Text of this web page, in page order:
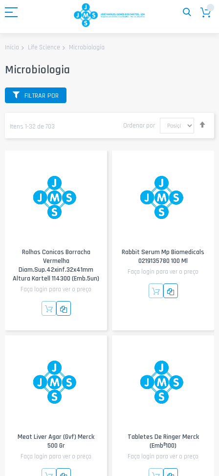
para
Início Life Science Microbiologia
Microbiologia
Itens 1-32 de 703 Ordenar por
Rolhas Conicas Borracha
Vermelha
Diam.sup.42xinf.32x41mm
Altura Kartell 114300 (emb.5un)
Faça login para ver o preço
Rabbit Serum Mp Biomedicals
0219135780 100 Ml
Faça login para ver o preço
Meat Liver Agar (Gvf) Merck
500 Gr
Faça login para ver o preço
Tabletes De Ringer Merck
(Embª100)
Faça login para ver o preço
FILTRAR POR